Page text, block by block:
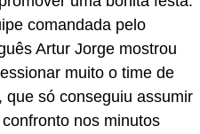
comandada pelo
Artur Jorge mostrou
muito o time de
que só conseguiu assumir
nos minutos